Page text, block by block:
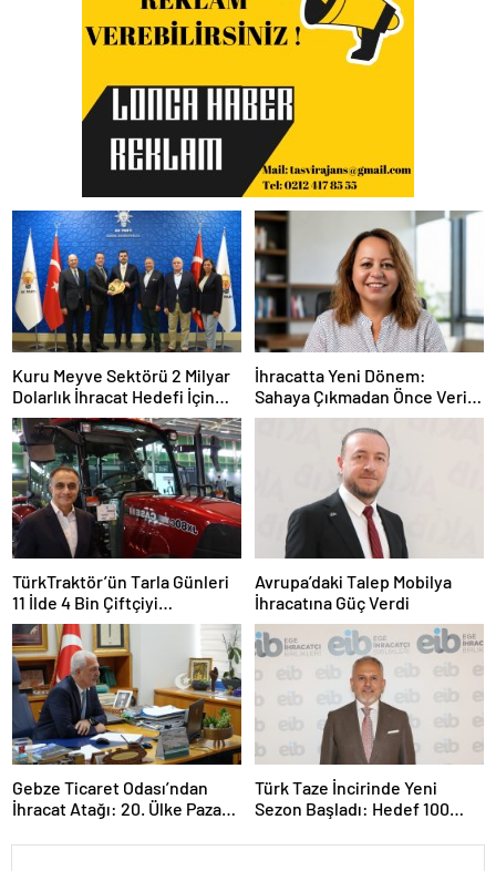
Kuru Meyve Sektörü 2 Milyar
Dolarlık İhracat Hedefi İçin
Ankara’nın Desteğini İstedi
İhracatta Yeni Dönem:
Sahaya Çıkmadan Önce Veriyi
Doğru Okumak
TürkTraktör’ün Tarla Günleri
11 İlde 4 Bin Çiftçiyi
Buluşturdu
Avrupa’daki Talep Mobilya
İhracatına Güç Verdi
Gebze Ticaret Odası’ndan
İhracat Atağı: 20. Ülke Pazarı
Masaya Yatırıldı
Türk Taze İncirinde Yeni
Sezon Başladı: Hedef 100